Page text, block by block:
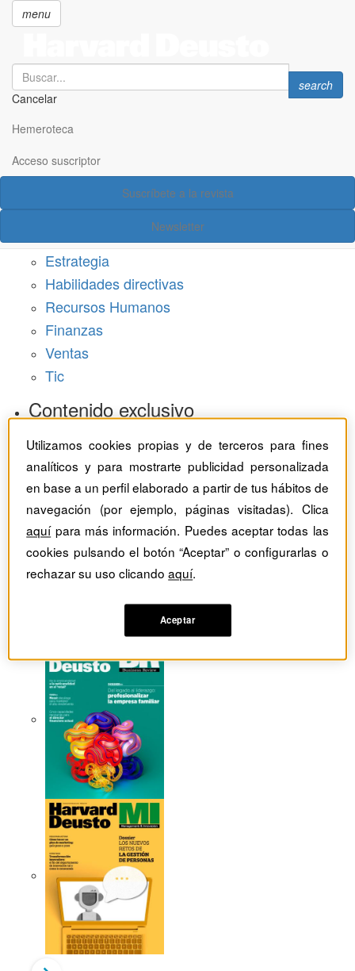
principal
menu
Search
Cancelar
Search
search
Hemeroteca
Acceso suscriptor
Suscríbete a la revista
Newsletter
Acceso suscriptor
Estrategia
Habilidades directivas
Recursos Humanos
Finanzas
Ventas
Tic
Contenido exclusivo
The Bold Choice selección exclusiva
Top Employers selección exclusiva
Hemeroteca
Monográficos
Dossieres
Revistas del mes
Utilizamos cookies propias y de terceros para fines
analíticos y para mostrarte publicidad personalizada
en base a un perfil elaborado a partir de tus hábitos de
navegación (por ejemplo, páginas visitadas). Clica
aquípara más información. Puedes aceptar todas las
cookies pulsando el botón “Aceptar” o configurarlas o
rechazar su uso clicandoaquí.
Aceptar